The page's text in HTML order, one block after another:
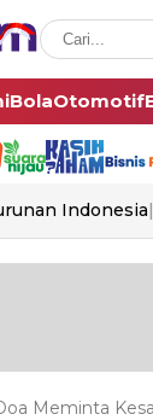
BolaOtomotif
Indonesia
Meminta